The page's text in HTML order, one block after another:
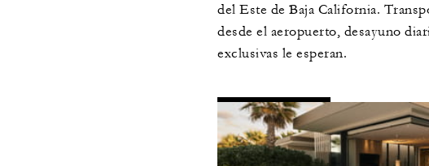
del Este de Baja California.
desde el aeropuerto, desayuno
exclusivas le esperan.
DETALLES TODAS LAS